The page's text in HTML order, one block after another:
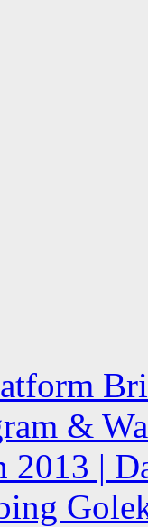
&
2013 |